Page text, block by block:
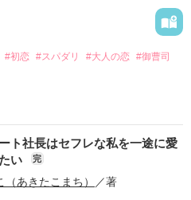
#初恋 #スパダリ #大人の恋 #御曹司
いていた美桜。
に二人の関係は壊れてしまう。
ト社長はセフレな私を一途に愛
い
完
あきたこまち） ／著